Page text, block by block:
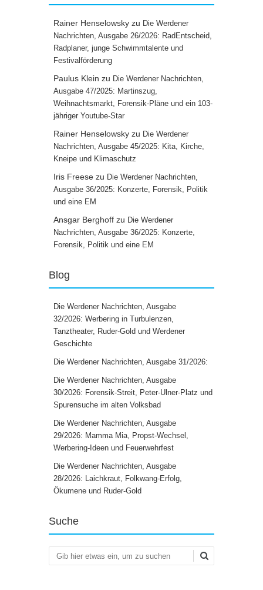
Rainer Henselowsky zu Die Werdener
Nachrichten, Ausgabe 26/2026: RadEntscheid,
Radplaner, junge Schwimmtalente und
Festivalförderung
Paulus Klein zu Die Werdener Nachrichten,
Ausgabe 47/2025: Martinszug,
Weihnachtsmarkt, Forensik-Pläne und ein 103-
jähriger Youtube-Star
Rainer Henselowsky zu Die Werdener
Nachrichten, Ausgabe 45/2025: Kita, Kirche,
Kneipe und Klimaschutz
Iris Freese zu Die Werdener Nachrichten,
Ausgabe 36/2025: Konzerte, Forensik, Politik
und eine EM
Ansgar Berghoff zu Die Werdener
Nachrichten, Ausgabe 36/2025: Konzerte,
Forensik, Politik und eine EM
Blog
Die Werdener Nachrichten, Ausgabe
32/2026: Werbering in Turbulenzen,
Tanztheater, Ruder-Gold und Werdener
Geschichte
Die Werdener Nachrichten, Ausgabe 31/2026:
Die Werdener Nachrichten, Ausgabe
30/2026: Forensik-Streit, Peter-Ulner-Platz und
Spurensuche im alten Volksbad
Die Werdener Nachrichten, Ausgabe
29/2026: Mamma Mia, Propst-Wechsel,
Werbering-Ideen und Feuerwehrfest
Die Werdener Nachrichten, Ausgabe
28/2026: Laichkraut, Folkwang-Erfolg,
Ökumene und Ruder-Gold
Suche
Suchen